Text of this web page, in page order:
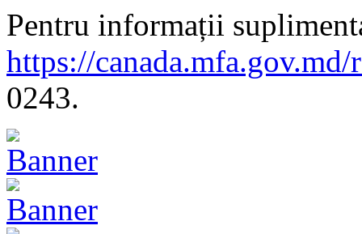
Pentru informații
https://canada.mfa.gov.md/
0243.